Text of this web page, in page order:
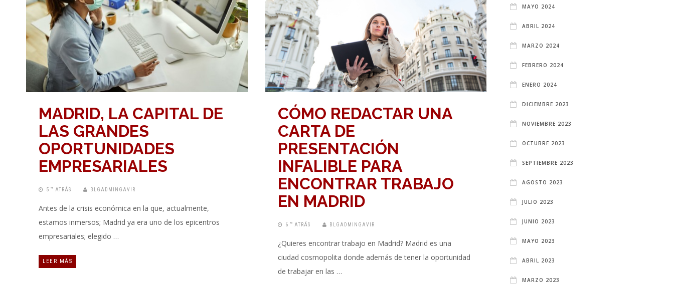
MADRID, LA CAPITAL DE
LAS GRANDES
OPORTUNIDADES
EMPRESARIALES
5 “” ATRÁS BLGADMINGAVIR
Antes de la crisis económica en la que, actualmente,
estamos inmersos; Madrid ya era uno de los epicentros
empresariales; elegido …
LEER MÁS
CÓMO REDACTAR UNA
CARTA DE
PRESENTACIÓN
INFALIBLE PARA
ENCONTRAR TRABAJO
EN MADRID
6 “” ATRÁS BLGADMINGAVIR
¿Quieres encontrar trabajo en Madrid? Madrid es una
ciudad cosmopolita donde además de tener la oportunidad
de trabajar en las …
MAYO 2024
ABRIL 2024
MARZO 2024
FEBRERO 2024
ENERO 2024
DICIEMBRE 2023
NOVIEMBRE 2023
OCTUBRE 2023
SEPTIEMBRE 2023
AGOSTO 2023
JULIO 2023
JUNIO 2023
MAYO 2023
ABRIL 2023
MARZO 2023